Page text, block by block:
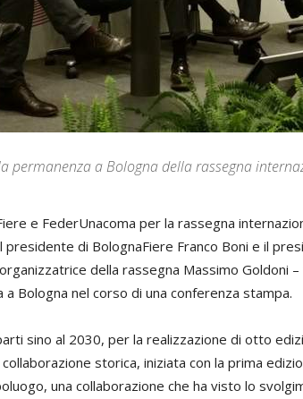
permanenza a Bologna della rassegna
e FederUnacoma per la rassegna
di BolognaFiere Franco Boni e il
della rassegna Massimo Goldoni
a Bologna nel corso di una conferenza stampa.
sino al 2030, per la realizzazione di otto
storica, iniziata con la prima
una collaborazione che ha visto lo